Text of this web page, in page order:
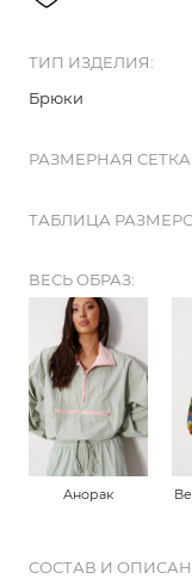
ТИП ИЗДЕЛИЯ:
Брюки
РАЗМЕРНАЯ СЕТКА
ТАБЛИЦА
ВЕСЬ ОБРАЗ:
Анорак
СОСТАВ И